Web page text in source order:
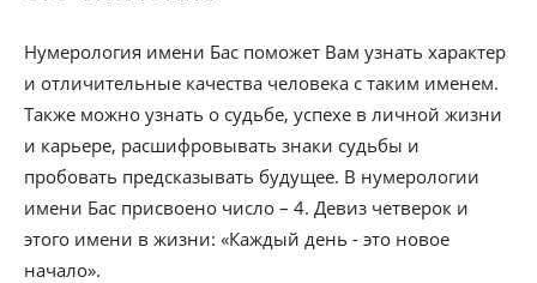
Нумерология имени Бас поможет Вам узнать характер
и отличительные качества человека с таким именем.
Также можно узнать о судьбе, успехе в личной жизни
и карьере, расшифровывать знаки судьбы и
пробовать предсказывать будущее. В нумерологии
имени Бас присвоено число – 4. Девиз четверок и
этого имени в жизни: «Каждый день - это новое
начало».